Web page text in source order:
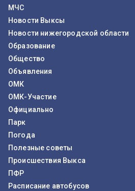
МЧС
Новости Выксы
Новости нижегородской области
Образование
Общество
Объявления
ОМК
ОМК-Участие
Официально
Парк
Погода
Полезные советы
Происшествия Выкса
ПФР
Расписание автобусов